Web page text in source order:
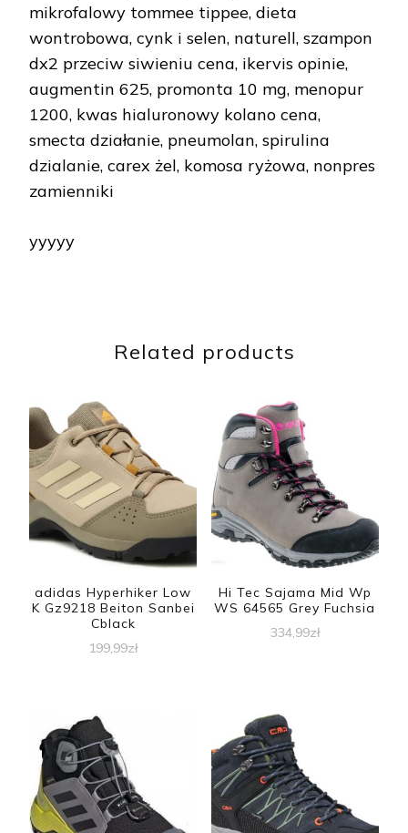
mikrofalowy tommee tippee, dieta
wontrobowa, cynk i selen, naturell, szampon
dx2 przeciw siwieniu cena, ikervis opinie,
augmentin 625, promonta 10 mg, menopur
1200, kwas hialuronowy kolano cena,
smecta działanie, pneumolan, spirulina
dzialanie, carex żel, komosa ryżowa, nonpres
zamienniki
yyyyy
Related products
adidas Hyperhiker Low
K Gz9218 Beiton Sanbei
Cblack
199,99zł
Hi Tec Sajama Mid Wp
WS 64565 Grey Fuchsia
334,99zł